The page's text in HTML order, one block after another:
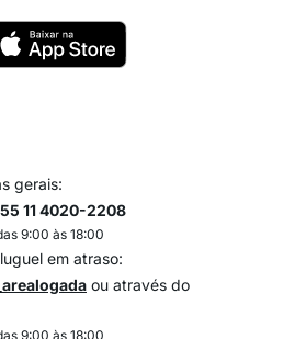
gerais:
11 4020-2208
9:00 às 18:00
em atraso:
ou através do
9:00 às 18:00